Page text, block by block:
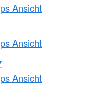
Ansicht
Ansicht
Ansicht